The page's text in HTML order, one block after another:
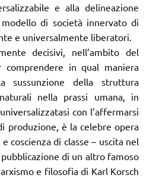
e alla delineazione
di società innervato di
e universalmente liberatori.
decisivi, nell’ambito del
comprendere in qual maniera
sussunzione della struttura
nella prassi umana, in
con l’affermarsi
produzione, è la celebre opera
coscienza di classe – uscita nel
di un altro famoso
e filosofia di Karl Korsch